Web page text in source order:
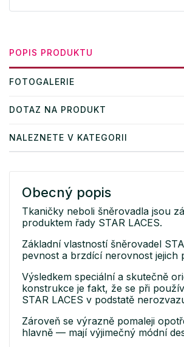
POPIS PRODUKTU
FOTOGALERIE
DOTAZ NA PRODUKT
NALEZNETE V KATEGORII
Obecný popis
Tkaničky neboli šněrovadla jsou
produktem řady STAR LACES.
Základní vlastností šněrovadel
pevnost a brzdící nerovnost jejich
Výsledkem speciální a skutečně
konstrukce je fakt, že se při
STAR LACES v podstatě
Zároveň se výrazně pomaleji
hlavně — mají výjimečný módní